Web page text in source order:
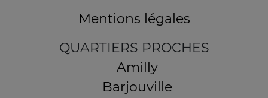
Mentions légales
QUARTIERS PROCHES
Amilly
Barjouville